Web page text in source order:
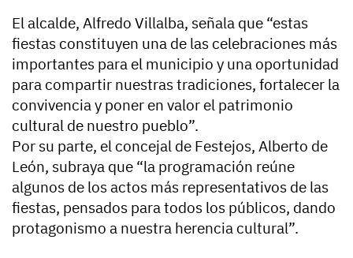
El alcalde, Alfredo Villalba, señala que “estas
fiestas constituyen una de las celebraciones más
importantes para el municipio y una oportunidad
para compartir nuestras tradiciones, fortalecer la
convivencia y poner en valor el patrimonio
cultural de nuestro pueblo”.
Por su parte, el concejal de Festejos, Alberto de
León, subraya que “la programación reúne
algunos de los actos más representativos de las
fiestas, pensados para todos los públicos, dando
protagonismo a nuestra herencia cultural”.